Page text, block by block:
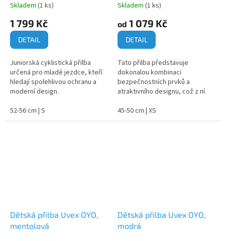
Skladem (1 ks)
1 799 Kč
DETAIL
Juniorská cyklistická přilba
určená pro mladé jezdce, kteří
hledají spolehlivou ochranu a
moderní design.
52-56 cm | S
Skladem (1 ks)
od 1 079 Kč
DETAIL
Tato přilba představuje
dokonalou kombinaci
bezpečnostních prvků a
atraktivního designu, což z ní
cyklisty.
45-50 cm | XS
Dětská přilba Uvex OYO,
mentolová
Dětská přilba Uvex OYO,
modrá